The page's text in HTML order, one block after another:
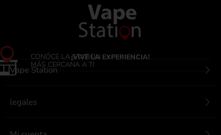
¡VIVE LA EXPERIENCIA!
CONÓCE LA STATION
MÁS CERCANA A TI
Vape Station
legales